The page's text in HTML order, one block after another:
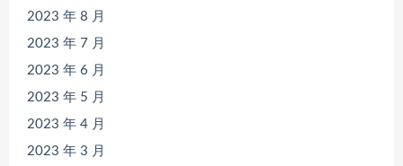
2023 年 8 月
2023 年 7 月
2023 年 6 月
2023 年 5 月
2023 年 4 月
2023 年 3 月